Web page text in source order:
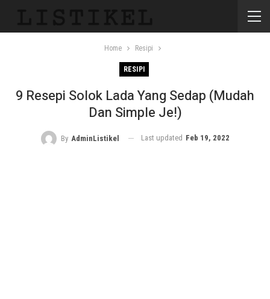
Home Resipi
RESIPI
9 Resepi Solok Lada Yang Sedap (Mudah
Dan Simple Je!)
By AdminListikel Last updated Feb 19, 2022